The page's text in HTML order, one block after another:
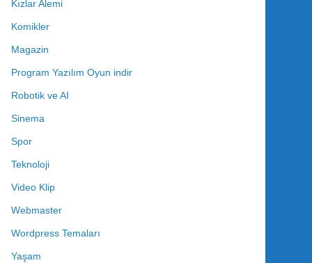
Kızlar Alemi
Komikler
Magazin
Program Yazılım Oyun indir
Robotik ve AI
Sinema
Spor
Teknoloji
Video Klip
Webmaster
Wordpress Temaları
Yaşam